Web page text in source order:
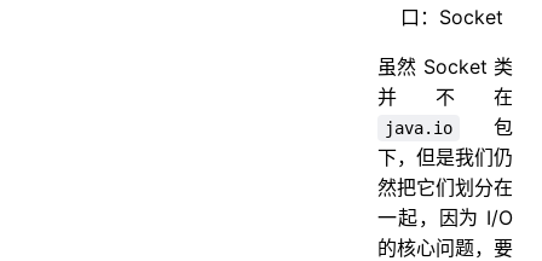
口：Socket
虽然 Socket 类
并不在
java.io
包
下，但是我们仍
然把它们划分在
一起，因为 I/O
的核心问题，要